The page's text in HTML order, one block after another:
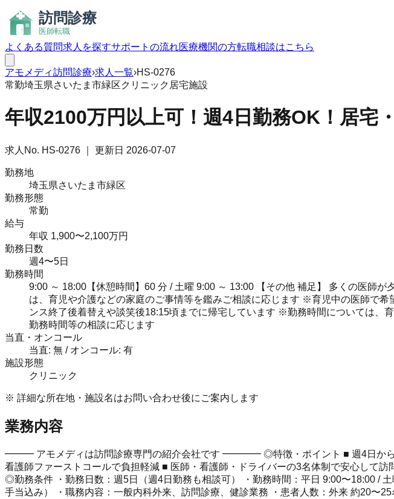
よくある質問求人を探すサポートの流れ医療機関の方転職相談はこちら
アモメディ訪問診療›求人一覧›HS-0276
常勤埼玉県さいたま市緑区クリニック 居宅施設
年収2100万円以上可！週4日勤務OK！居宅
求人No. HS-0276 ｜ 更新日 2026-07-07
勤務地
埼玉県さいたま市緑区
勤務形態
常勤
給与
年収 1,900〜2,100万円
勤務日数
週4〜5日
勤務時間
9:00 ～ 18:00【休憩時間】60 分 / 土曜 9:00 ～ 13:00 【その他 補足】 多くの医師
は、育児や介護などの家庭のご事情等を鑑みご相談に応じます ※育児中の医師で
ンス終了後着替えや談笑後18:15頃までに帰宅しています ※勤務時間については、
勤務時間等の相談に応じます
当直・オンコール
当直: 無 / オンコール: 有
施設形態
クリニック
※ 詳細な所在地・施設名はお問い合わせ後にご案内します
業務内容
━━━ アモメディは訪問診療専門の紹介会社です ━━━━ ◎特徴・ポイント ■ 週4日から
看護師ファーストコールで負担軽減 ■ 医師・看護師・ドライバーの3名体制で安心して
◎勤務条件 ・勤務日数：週5日（週4日勤務も相談可） ・勤務時間：平日 9:00〜18:00 /
手当込み） ・職務内容：一般内科外来、訪問診療、健診業務 ・患者人数：外来 約20〜